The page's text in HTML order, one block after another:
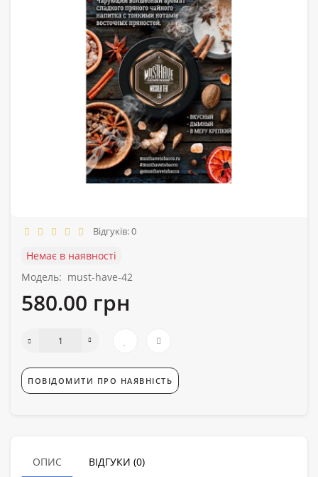
Відгуків: 0
Немає в наявності
Модель: must-have-42
580.00 грн
ПОВІДОМИТИ ПРО НАЯВНІСТЬ
ОПИС ВІДГУКИ (0)